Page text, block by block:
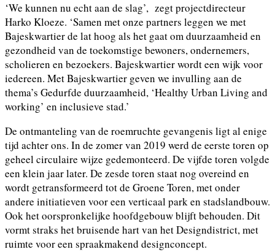
‘We kunnen nu echt aan de slag’, zegt projectdirecteur
Harko Kloeze. ‘Samen met onze partners leggen we met
Bajeskwartier de lat hoog als het gaat om duurzaamheid en
gezondheid van de toekomstige bewoners, ondernemers,
scholieren en bezoekers. Bajeskwartier wordt een wijk voor
iedereen. Met Bajeskwartier geven we invulling aan de
thema’s Gedurfde duurzaamheid, ‘Healthy Urban Living and
working’ en inclusieve stad.’
De ontmanteling van de roemruchte gevangenis ligt al enige
tijd achter ons. In de zomer van 2019 werd de eerste toren op
geheel circulaire wijze gedemonteerd. De vijfde toren volgde
een klein jaar later. De zesde toren staat nog overeind en
wordt getransformeerd tot de Groene Toren, met onder
andere initiatieven voor een verticaal park en stadslandbouw.
Ook het oorspronkelijke hoofdgebouw blijft behouden. Dit
vormt straks het bruisende hart van het Designdistrict, met
ruimte voor een spraakmakend designconcept.